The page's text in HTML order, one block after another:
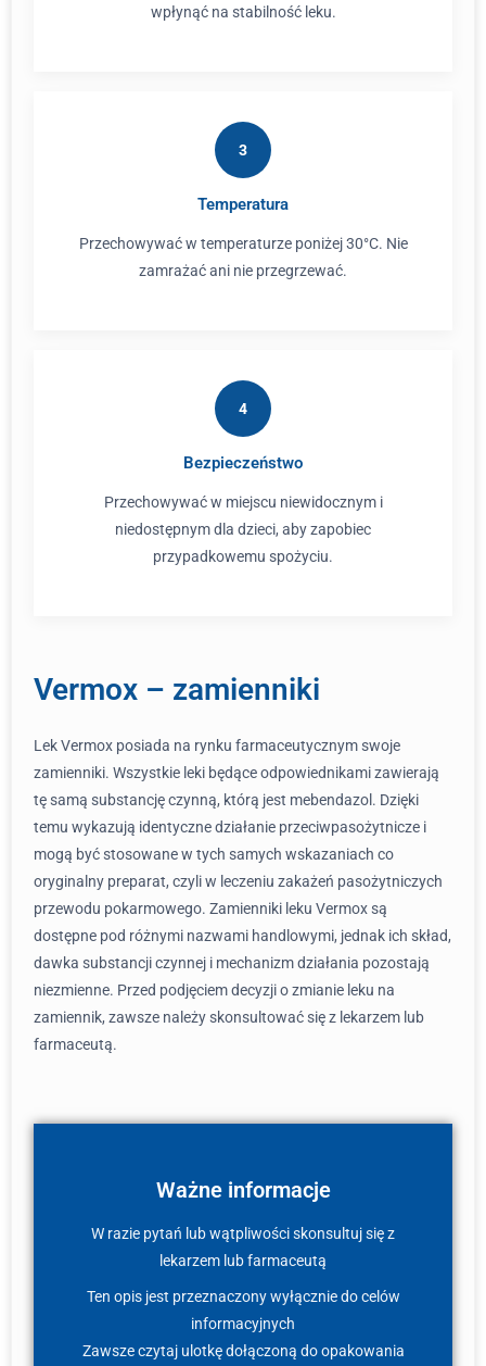
wpłynąć na stabilność leku.
3
Temperatura
Przechowywać w temperaturze poniżej 30°C. Nie
zamrażać ani nie przegrzewać.
4
Bezpieczeństwo
Przechowywać w miejscu niewidocznym i
niedostępnym dla dzieci, aby zapobiec
przypadkowemu spożyciu.
Vermox – zamienniki
Lek Vermox posiada na rynku farmaceutycznym swoje
zamienniki. Wszystkie leki będące odpowiednikami zawierają
tę samą substancję czynną, którą jest mebendazol. Dzięki
temu wykazują identyczne działanie przeciwpasożytnicze i
mogą być stosowane w tych samych wskazaniach co
oryginalny preparat, czyli w leczeniu zakażeń pasożytniczych
przewodu pokarmowego. Zamienniki leku Vermox są
dostępne pod różnymi nazwami handlowymi, jednak ich skład,
dawka substancji czynnej i mechanizm działania pozostają
niezmienne. Przed podjęciem decyzji o zmianie leku na
zamiennik, zawsze należy skonsultować się z lekarzem lub
farmaceutą.
Ważne informacje
W razie pytań lub wątpliwości skonsultuj się z
lekarzem lub farmaceutą
Ten opis jest przeznaczony wyłącznie do celów
informacyjnych
Zawsze czytaj ulotkę dołączoną do opakowania